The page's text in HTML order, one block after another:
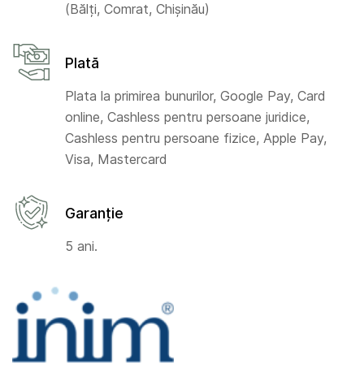
(Bălți, Comrat, Chișinău)
Plată
Plata la primirea bunurilor, Google Pay, Card
online, Cashless pentru persoane juridice,
Cashless pentru persoane fizice, Apple Pay,
Visa, Mastercard
Garanție
5 ani.